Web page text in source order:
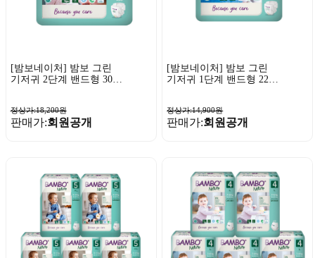
[밤보네이처] 밤보 그린
기저귀 2단계 밴드형 30P
정상가:18,200원
판매가:회원공개
[밤보네이처] 밤보 그린
기저귀 1단계 밴드형 22P
정상가:14,900원
판매가:회원공개